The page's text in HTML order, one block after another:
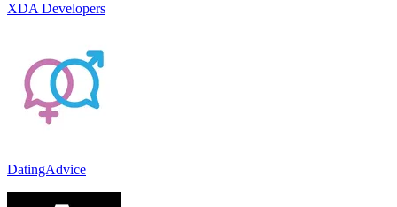
XDA Developers
DatingAdvice